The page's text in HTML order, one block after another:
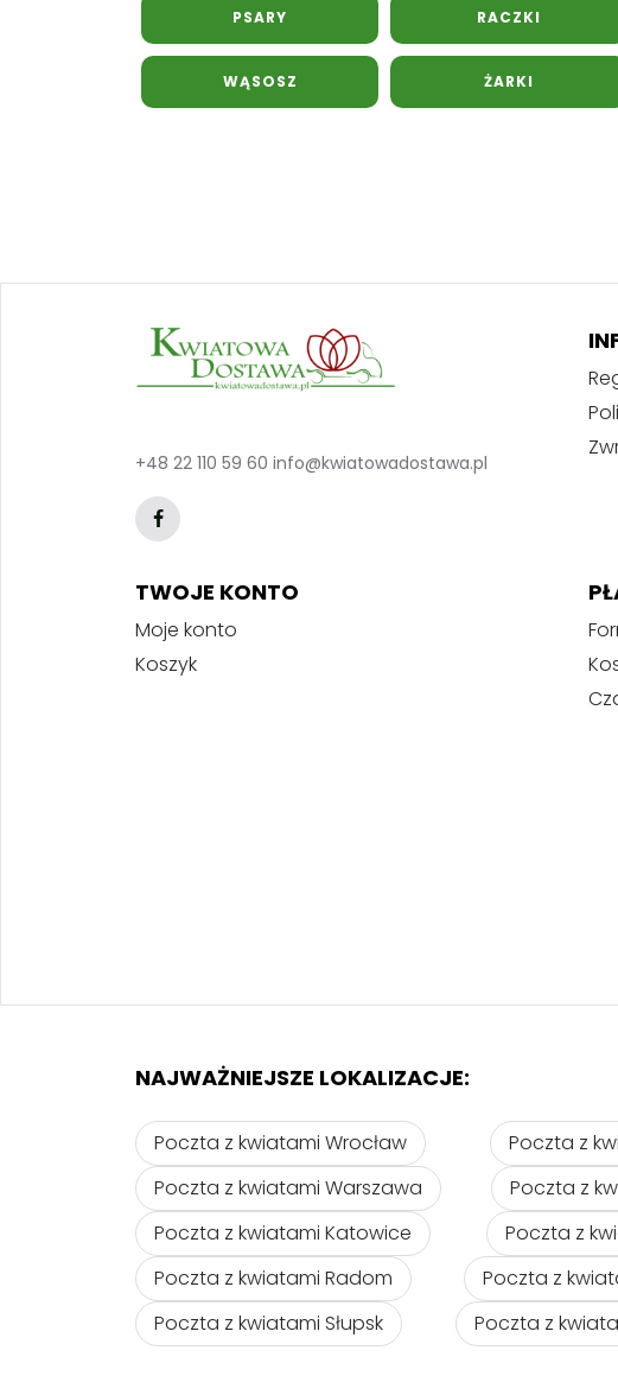
PSARY RACZKI
WĄSOSZ ŻARKI
+48 22 110 59 60 info@kwiatowadostawa.pl
TWOJE KONTO
Moje konto
Koszyk
NAJWAŻNIEJSZE LOKALIZACJE:
Poczta z kwiatami Wrocław Poczta z
Poczta z kwiatami Warszawa
Poczta z
Poczta z kwiatami Katowice
Poczta z
Poczta z kwiatami Radom
Poczta z
Poczta z kwiatami Słupsk
Poczta z